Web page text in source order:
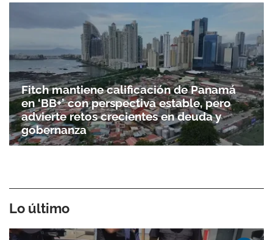
Fitch mantiene calificación de Panamá
en ‘BB+’ con perspectiva estable, pero
advierte retos crecientes en deuda y
gobernanza
Lo último